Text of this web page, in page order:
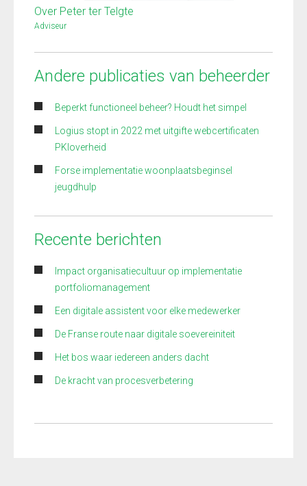
Over Peter ter Telgte
Adviseur
Andere publicaties van beheerder
Beperkt functioneel beheer? Houdt het simpel
Logius stopt in 2022 met uitgifte webcertificaten
PKIoverheid
Forse implementatie woonplaatsbeginsel
jeugdhulp
Recente berichten
Impact organisatiecultuur op implementatie
portfoliomanagement
Een digitale assistent voor elke medewerker
De Franse route naar digitale soevereiniteit
Het bos waar iedereen anders dacht
De kracht van procesverbetering